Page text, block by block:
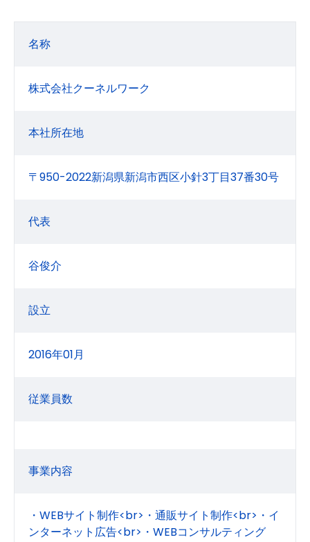
名称
株式会社クーネルワーク
本社所在地
〒950-2022新潟県新潟市西区小針3丁目37番30号
代表
谷俊介
設立
2016年01月
従業員数
事業内容
・WEBサイト制作<br>・通販サイト制作<br>・イ
ンターネット広告<br>・WEBコンサルティング